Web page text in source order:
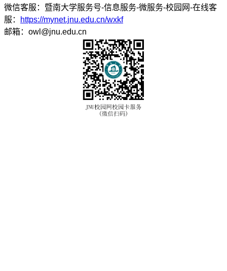
微信客服：暨南大学服务号-信息服务-微服务-校园网-在线客
服：
https://mynet.jnu.edu.cn/wxkf
邮箱：owl@jnu.edu.cn